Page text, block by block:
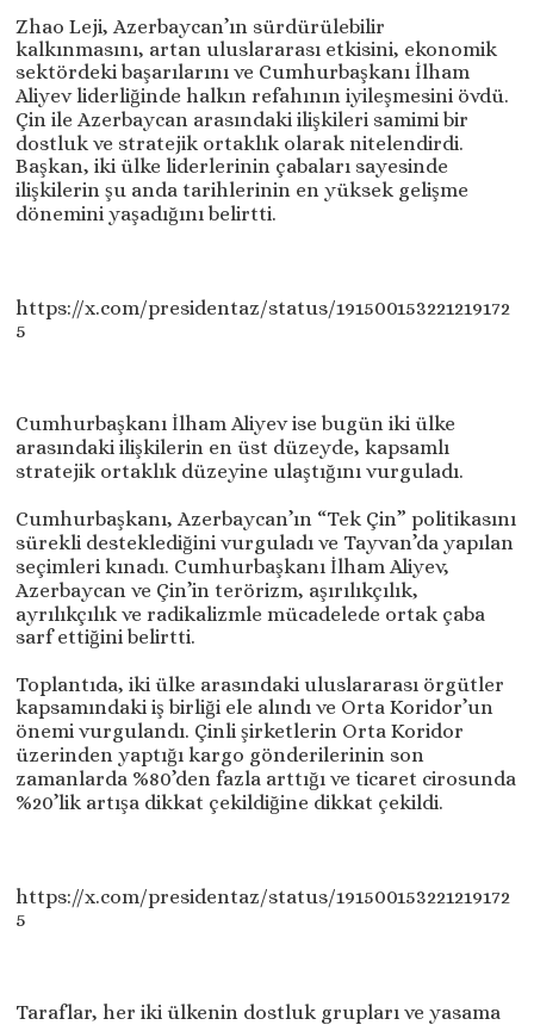
Zhao Leji, Azerbaycan’ın sürdürülebilir
kalkınmasını, artan uluslararası etkisini, ekonomik
sektördeki başarılarını ve Cumhurbaşkanı İlham
Aliyev liderliğinde halkın refahının iyileşmesini övdü.
Çin ile Azerbaycan arasındaki ilişkileri samimi bir
dostluk ve stratejik ortaklık olarak nitelendirdi.
Başkan, iki ülke liderlerinin çabaları sayesinde
ilişkilerin şu anda tarihlerinin en yüksek gelişme
dönemini yaşadığını belirtti.
https://x.com/presidentaz/status/191500153221219172
5
Cumhurbaşkanı İlham Aliyev ise bugün iki ülke
arasındaki ilişkilerin en üst düzeyde, kapsamlı
stratejik ortaklık düzeyine ulaştığını vurguladı.
Cumhurbaşkanı, Azerbaycan’ın “Tek Çin” politikasını
sürekli desteklediğini vurguladı ve Tayvan’da yapılan
seçimleri kınadı. Cumhurbaşkanı İlham Aliyev,
Azerbaycan ve Çin’in terörizm, aşırılıkçılık,
ayrılıkçılık ve radikalizmle mücadelede ortak çaba
sarf ettiğini belirtti.
Toplantıda, iki ülke arasındaki uluslararası örgütler
kapsamındaki iş birliği ele alındı ​​ve Orta Koridor’un
önemi vurgulandı. Çinli şirketlerin Orta Koridor
üzerinden yaptığı kargo gönderilerinin son
zamanlarda %80’den fazla arttığı ve ticaret cirosunda
%20’lik artışa dikkat çekildiğine dikkat çekildi.
https://x.com/presidentaz/status/191500153221219172
5
Taraflar, her iki ülkenin dostluk grupları ve yasama